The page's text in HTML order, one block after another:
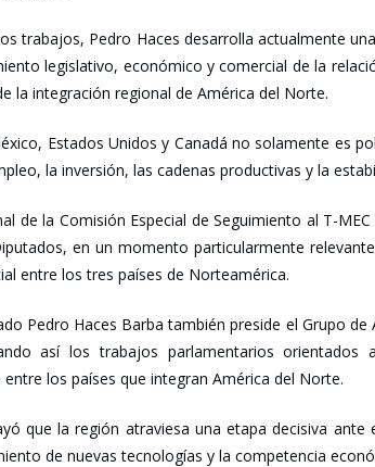
trabajos, Pedro Haces desarrolla actualmente
legislativo, económico y comercial de la
la integración regional de América del Norte.
Estados Unidos y Canadá no solamente es
la inversión, las cadenas productivas y la
de la Comisión Especial de Seguimiento al T-
en un momento particularmente
entre los tres países de Norteamérica.
Pedro Haces Barba también preside el Grupo
así los trabajos parlamentarios orientados
los países que integran América del Norte.
que la región atraviesa una etapa decisiva
de nuevas tecnologías y la competencia